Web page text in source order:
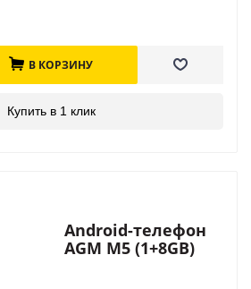
В КОРЗИНУ
Купить в 1 клик
Android-телефон
AGM M5 (1+8GB)